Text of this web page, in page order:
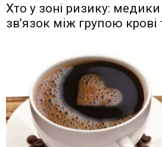
Хто у зоні ризику:
зв’язок між групою крові